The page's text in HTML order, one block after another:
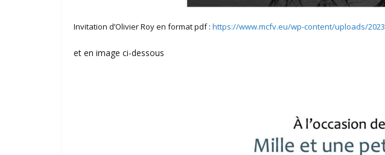
Invitation d’Olivier Roy en format pdf : https://www.mcfv.eu/wp-content/uploads/
et en image ci-dessous